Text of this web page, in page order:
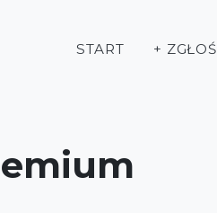
START +